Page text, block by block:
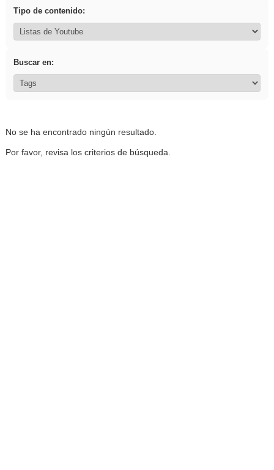
Tipo de contenido:
Buscar en:
No se ha encontrado ningún resultado.
Por favor, revisa los criterios de búsqueda.